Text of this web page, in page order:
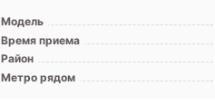
Модель
Время приема
Район
Метро рядом